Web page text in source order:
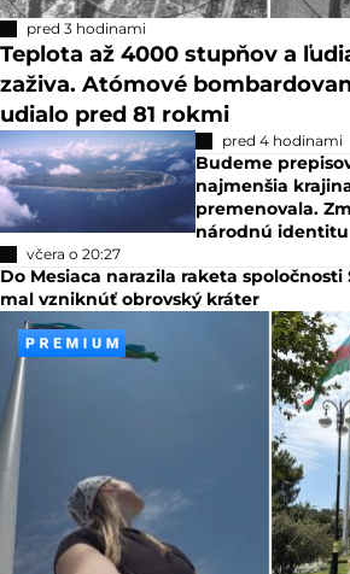
pred 3 hodinami
Teplota až 4000 stupňov a
zaživa. Atómové
udialo pred 81 rokmi
pred 4 hodinami
Budeme
najmenšia
premenovala.
národnú identitu
včera o 20:27
Do Mesiaca narazila raketa spoločnosti
mal vzniknúť obrovský kráter